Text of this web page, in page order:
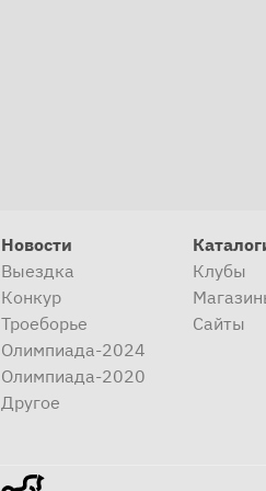
Новости
Выездка
Конкур
Троеборье
Олимпиада-2024
Олимпиада-2020
Другое
Клубы
Сайты